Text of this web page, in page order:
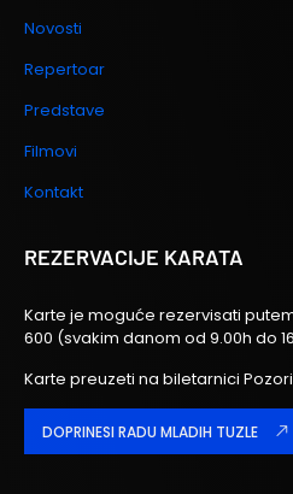
Novosti
Repertoar
Predstave
Filmovi
Kontakt
REZERVACIJE KARATA
Karte je moguće rezervisati
600 (svakim danom od 9.00h do
Karte preuzeti na biletarnici
DOPRINESI RADU MLADIH TUZLE